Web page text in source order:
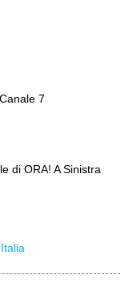
7
di ORA! A Sinistra